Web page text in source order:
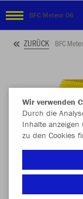
BFC Meteor 06
ZURÜCK BFC
Wir verwenden
Durch die
Inhalte
zu den Cookies